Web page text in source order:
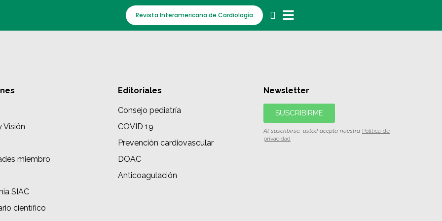
Revista Interamericana de Cardiología
Visión
miembro
SIAC
científico
Editoriales
Consejo pediatría
COVID 19
Prevención cardiovascular
DOAC
Anticoagulación
Newsletter
SUSCRIBIRME
Al suscribirse, usted acepta nuestra Política de
privacidad